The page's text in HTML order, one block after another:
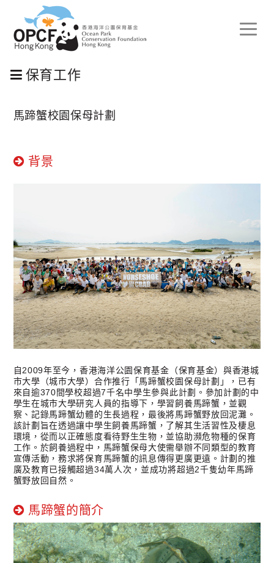
Toggle
保育工作
馬蹄蟹校園保母計劃
背景
自2009年至今，香港海洋公園保育基金（保育基金）與香港城
市大學（城市大學）合作推行「馬蹄蟹校園保母計劃」，已有
來自逾370間學校超過7千名中學生參與此計劃。參加計劃的中
學生在城市大學研究人員的指導下，學習飼養馬蹄蟹，並觀
察、記錄馬蹄蟹幼體的生長過程，最後將馬蹄蟹野放回泥灘。
該計劃旨在透過讓中學生飼養馬蹄蟹，了解其生活習性及棲息
環境，從而以正確態度看待野生生物，並協助瀕危物種的保育
工作。於飼養過程中，馬蹄蟹保母大使需舉辦不同類型的教育
宣傳活動，務求將保育馬蹄蟹的訊息傳得更廣更遠。計劃的推
廣及教育已接觸超過34萬人次，並成功將超過2千隻幼年馬蹄
蟹野放回自然。
馬蹄蟹的簡介